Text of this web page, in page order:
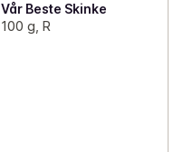
Vår Beste Skinke
100 g, R